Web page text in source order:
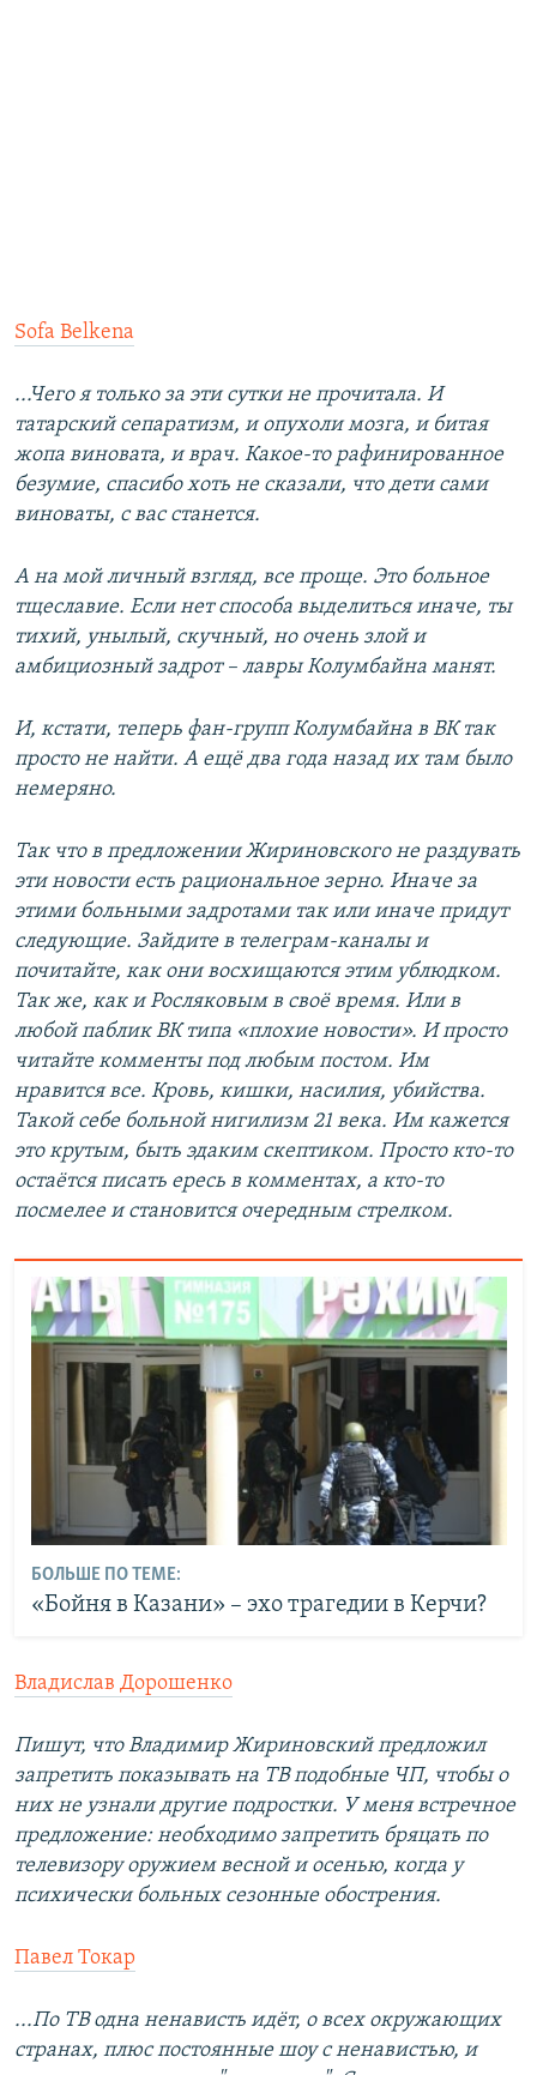
Sofa Belkena
...Чего я только за эти сутки не прочитала. И
татарский сепаратизм, и опухоли мозга, и битая
жопа виновата, и врач. Какое-то рафинированное
безумие, спасибо хоть не сказали, что дети сами
виноваты, с вас станется.
А на мой личный взгляд, все проще. Это больное
тщеславие. Если нет способа выделиться иначе, ты
тихий, унылый, скучный, но очень злой и
амбициозный задрот – лавры Колумбайна манят.
И, кстати, теперь фан-групп Колумбайна в ВК так
просто не найти. А ещё два года назад их там было
немеряно.
Так что в предложении Жириновского не раздувать
эти новости есть рациональное зерно. Иначе за
этими больными задротами так или иначе придут
следующие. Зайдите в телеграм-каналы и
почитайте, как они восхищаются этим ублюдком.
Так же, как и Росляковым в своё время. Или в
любой паблик ВК типа «плохие новости». И просто
читайте комменты под любым постом. Им
нравится все. Кровь, кишки, насилия, убийства.
Такой себе больной нигилизм 21 века. Им кажется
это крутым, быть эдаким скептиком. Просто кто-то
остаётся писать ересь в комментах, а кто-то
посмелее и становится очередным стрелком.
БОЛЬШЕ ПО ТЕМЕ:
«Бойня в Казани» – эхо трагедии в Керчи?
Владислав Дорошенко
Пишут, что Владимир Жириновский предложил
запретить показывать на ТВ подобные ЧП, чтобы о
них не узнали другие подростки. У меня встречное
предложение: необходимо запретить бряцать по
телевизору оружием весной и осенью, когда у
психически больных сезонные обострения.
Павел Токар
...По ТВ одна ненависть идёт, о всех окружающих
странах, плюс постоянные шоу с ненавистью, и